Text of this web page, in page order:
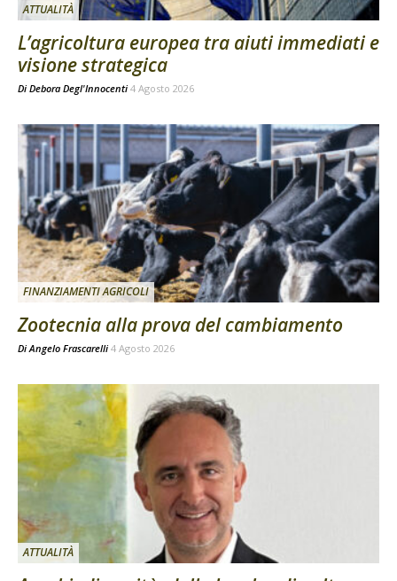
ATTUALITÀ
L’agricoltura europea tra aiuti immediati e
visione strategica
Di Debora Degl'Innocenti 4 Agosto 2026
FINANZIAMENTI AGRICOLI
Zootecnia alla prova del cambiamento
DiAngelo Frascarelli 4 Agosto 2026
ATTUALITÀ